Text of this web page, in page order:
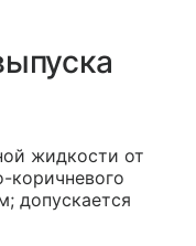
жидкости от
коричневого
допускается